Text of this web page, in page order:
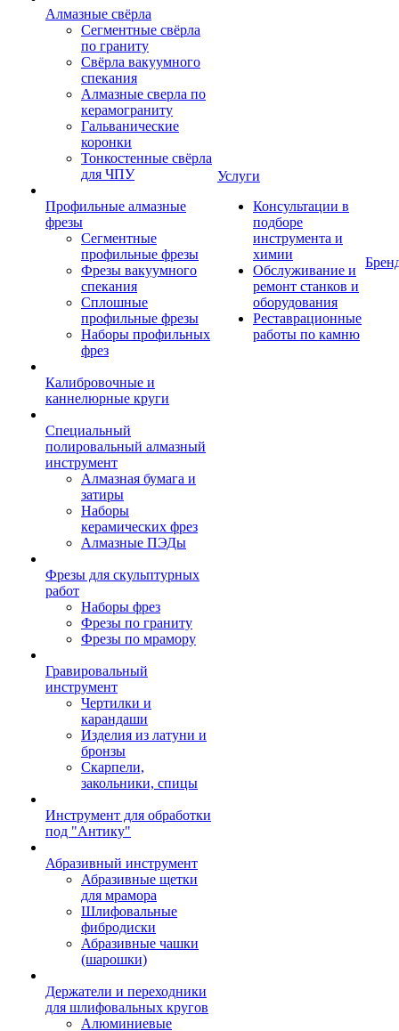
Алмазные свёрла
Сегментные свёрла
по граниту
Свёрла вакуумного
спекания
Алмазные сверла по
керамограниту
Гальванические
коронки
Тонкостенные свёрла
для ЧПУ
Профильные алмазные
фрезы
Сегментные
профильные фрезы
Фрезы вакуумного
спекания
Сплошные
профильные фрезы
Наборы профильных
фрез
Калибровочные и
каннелюрные круги
Специальный
полировальный алмазный
инструмент
Алмазная бумага и
затиры
Наборы
керамических фрез
Алмазные ПЭДы
Фрезы для скульптурных
работ
Наборы фрез
Фрезы по граниту
Фрезы по мрамору
Гравировальный
инструмент
Чертилки и
карандаши
Изделия из латуни и
бронзы
Скарпели,
закольники, спицы
Инструмент для обработки
под "Антику"
Абразивный инструмент
Абразивные щетки
для мрамора
Шлифовальные
фибродиски
Абразивные чашки
(шарошки)
Держатели и переходники
для шлифовальных кругов
Алюминиевые
Услуги
Консультации в
подборе
инструмента и
химии
Обслуживание и
ремонт станков и
оборудования
Реставрационные
работы по камню